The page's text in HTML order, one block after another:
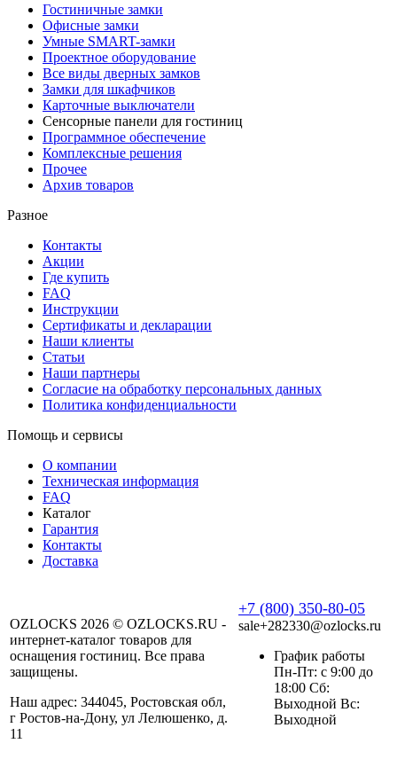
Гостиничные замки
Офисные замки
Умные SMART-замки
Проектное оборудование
Все виды дверных замков
Замки для шкафчиков
Карточные выключатели
Сенсорные панели для гостиниц
Программное обеспечение
Комплексные решения
Прочее
Архив товаров
Разное
Контакты
Акции
Где купить
FAQ
Инструкции
Сертификаты и декларации
Наши клиенты
Статьи
Наши партнеры
Согласие на обработку персональных данных
Политика конфиденциальности
Помощь и сервисы
О компании
Техническая информация
FAQ
Каталог
Гарантия
Контакты
Доставка
OZLOCKS 2026 © OZLOCKS.RU -
интернет-каталог товаров для
оснащения гостиниц. Все права
защищены.
Наш адрес: 344045, Ростовская обл,
г Ростов-на-Дону, ул Лелюшенко, д.
11
+7 (800) 350-80-05
sale+282330@ozlocks.ru
График работы
Пн-Пт: с 9:00 до
18:00 Сб:
Выходной Вс:
Выходной